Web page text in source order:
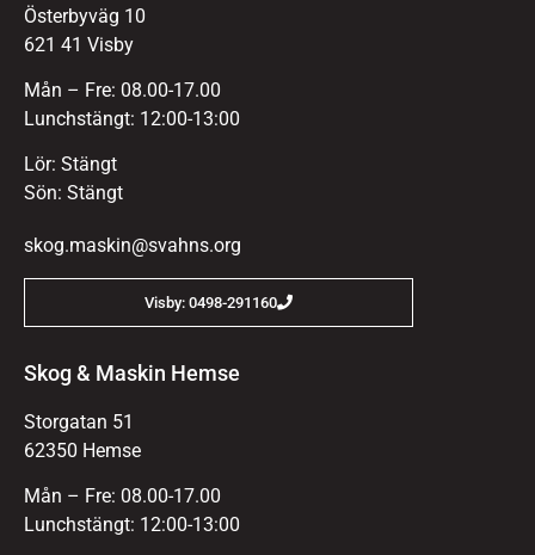
Österbyväg 10
621 41 Visby
Mån – Fre: 08.00-17.00
Lunchstängt: 12:00-13:00
Lör: Stängt
Sön: Stängt
skog.maskin@svahns.org
Visby: 0498-291160
Skog & Maskin Hemse
Storgatan 51
62350 Hemse
Mån – Fre: 08.00-17.00
Lunchstängt: 12:00-13:00